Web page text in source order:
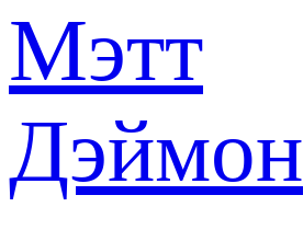
Мэтт
Дэймон